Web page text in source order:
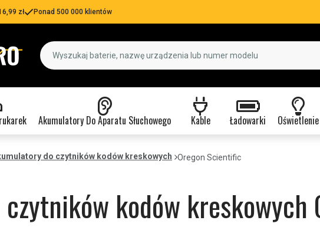
zł Ponad 500 000 klientów
Akumulatory Do Aparatu Słuchowego Kable Ładowarki Oświetlenie
do czytników kodów kreskowych Oregon Scientific
kodów